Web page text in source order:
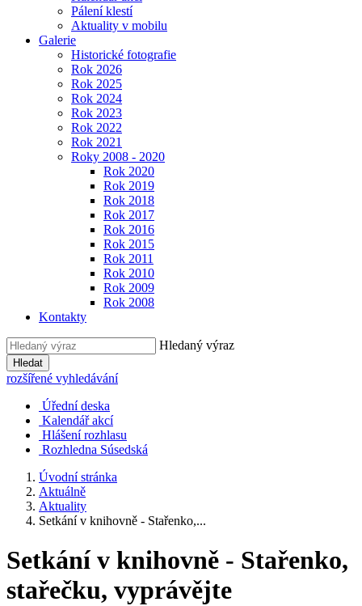
Pálení klestí
Aktuality v mobilu
Galerie
Historické fotografie
Rok 2026
Rok 2025
Rok 2024
Rok 2023
Rok 2022
Rok 2021
Roky 2008 - 2020
Rok 2020
Rok 2019
Rok 2018
Rok 2017
Rok 2016
Rok 2015
Rok 2011
Rok 2010
Rok 2009
Rok 2008
Kontakty
Hledaný výraz
Hledat
rozšířené vyhledávání
Úřední deska
Kalendář akcí
Hlášení rozhlasu
Rozhledna Súsedská
Úvodní stránka
Aktuálně
Aktuality
Setkání v knihovně - Stařenko,...
Setkání v knihovně - Stařenko,
stařečku, vyprávějte